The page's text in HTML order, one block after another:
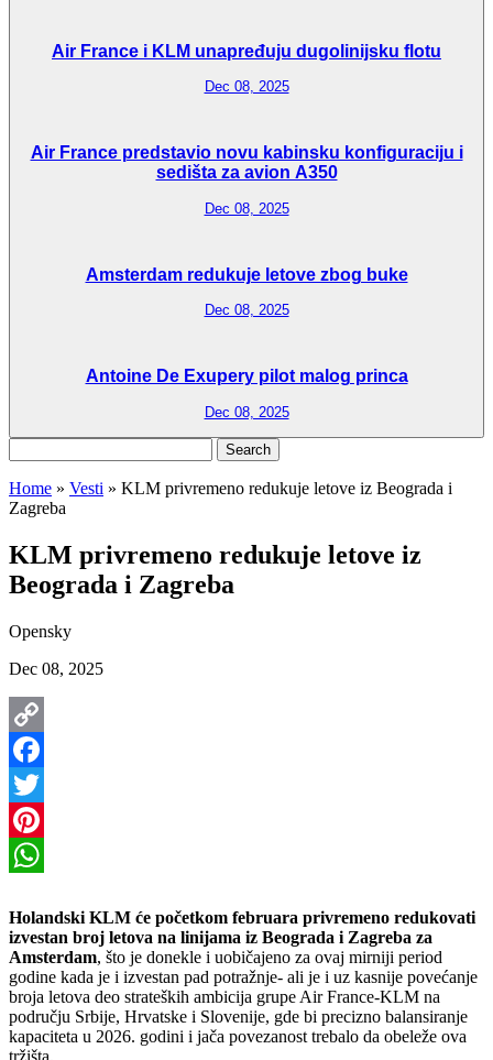
Air France i KLM unapređuju dugolinijsku flotu
Dec 08, 2025
Air France predstavio novu kabinsku konfiguraciju i
sedišta za avion A350
Dec 08, 2025
Amsterdam redukuje letove zbog buke
Dec 08, 2025
Antoine De Exupery pilot malog princa
Dec 08, 2025
for:
Home » Vesti » KLM privremeno redukuje letove iz Beograda i
Zagreba
KLM privremeno redukuje letove iz
Beograda i Zagreba
Opensky
Dec 08, 2025
Copy
Link
Facebook
Twitter
Pinterest
Holandski KLM će početkom februara privremeno redukovati
izvestan broj letova na linijama iz Beograda i Zagreba za
Amsterdam, što je donekle i uobičajeno za ovaj mirniji period
godine kada je i izvestan pad potražnje- ali je i uz kasnije povećanje
broja letova deo strateških ambicija grupe Air France-KLM na
području Srbije, Hrvatske i Slovenije, gde bi precizno balansiranje
kapaciteta u 2026. godini i jača povezanost trebalo da obeleže ova
tržišta.